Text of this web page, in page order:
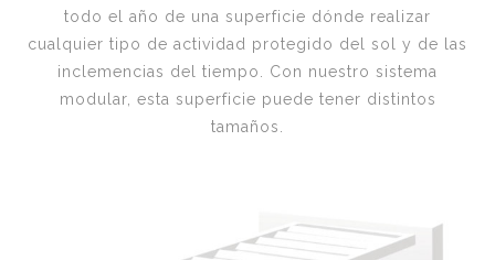
todo el año de una superficie dónde realizar
cualquier tipo de actividad protegido del sol y de las
inclemencias del tiempo. Con nuestro sistema
modular, esta superficie puede tener distintos
tamaños.